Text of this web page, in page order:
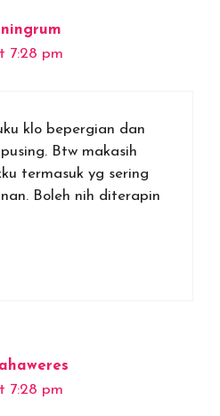
7:28 pm
klo bepergian dan
Btw makasih
termasuk yg sering
Boleh nih diterapin
7:28 pm